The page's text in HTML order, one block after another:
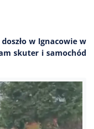
w Ignacowie w
skuter i samochód